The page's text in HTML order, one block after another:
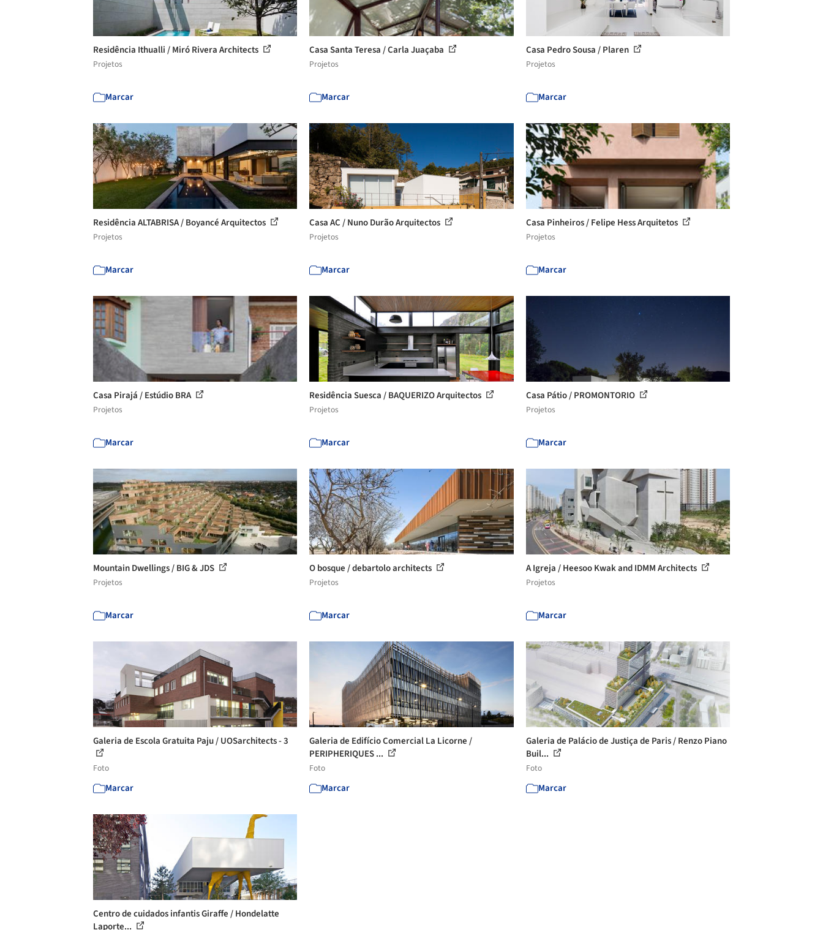
Residência Ithualli / Miró Rivera Architects
Projetos
Marcar
Casa Santa Teresa / Carla Juaçaba
Projetos
Marcar
Casa Pedro Sousa / Plaren
Projetos
Marcar
Residência ALTABRISA / Boyancé Arquitectos
Projetos
Marcar
Casa AC / Nuno Durão Arquitectos
Projetos
Marcar
Casa Pinheiros / Felipe Hess Arquitetos
Projetos
Marcar
Casa Pirajá / Estúdio BRA
Projetos
Marcar
Residência Suesca / BAQUERIZO Arquitectos
Projetos
Marcar
Casa Pátio / PROMONTORIO
Projetos
Marcar
Mountain Dwellings / BIG & JDS
Projetos
Marcar
O bosque / debartolo architects
Projetos
Marcar
A Igreja / Heesoo Kwak and IDMM Architects
Projetos
Marcar
Galeria de Escola Gratuita Paju / UOSarchitects - 3
Foto
Marcar
Galeria de Edifício Comercial La Licorne /
PERIPHERIQUES ...
Foto
Marcar
Galeria de Palácio de Justiça de Paris / Renzo Piano
Buil...
Foto
Marcar
Centro de cuidados infantis Giraffe / Hondelatte
Laporte...